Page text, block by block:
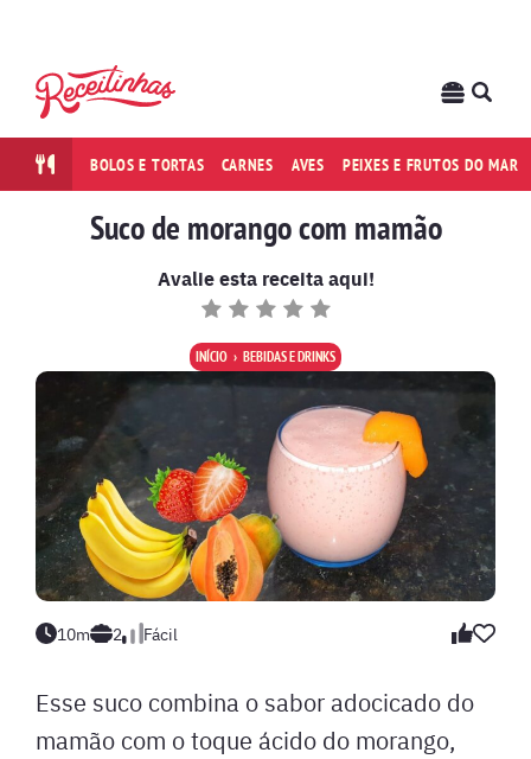
BOLOS E TORTAS CARNES AVES PEIXES E FRUTOS DO MAR
Suco de morango com mamão
Avalie esta receita aqui!
INÍCIO BEBIDAS E DRINKS
10m 2 Fácil
Esse suco combina o sabor adocicado do
mamão com o toque ácido do morango,